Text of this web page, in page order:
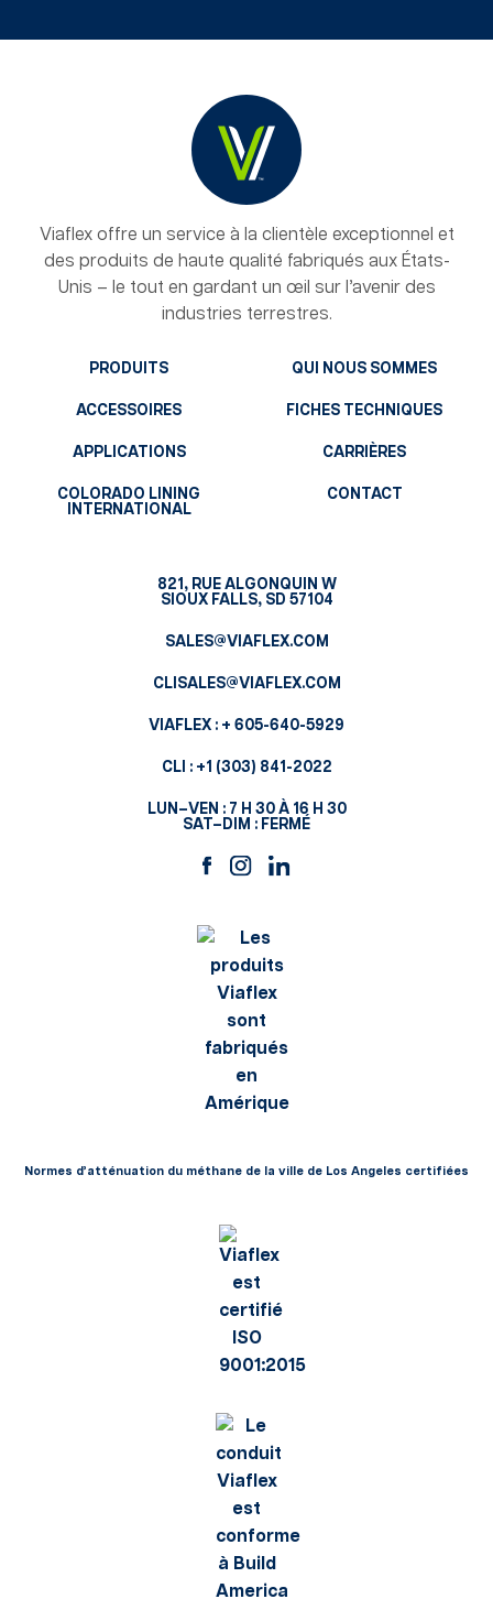
Viaflex offre un service à la clientèle exceptionnel et
des produits de haute qualité fabriqués aux États-
Unis – le tout en gardant un œil sur l’avenir des
industries terrestres.
PRODUITS
ACCESSOIRES
APPLICATIONS
COLORADO LINING
INTERNATIONAL
QUI NOUS SOMMES
FICHES TECHNIQUES
CARRIÈRES
CONTACT
821, RUE ALGONQUIN W
SIOUX FALLS, SD 57104
SALES@VIAFLEX.COM
CLISALES@VIAFLEX.COM
VIAFLEX : + 605-640-5929
CLI : +1 (303) 841-2022
LUN–VEN : 7 H 30 À 16 H 30
SAT–DIM : FERMÉ
Normes d’atténuation du méthane de la ville de Los Angeles certifiées